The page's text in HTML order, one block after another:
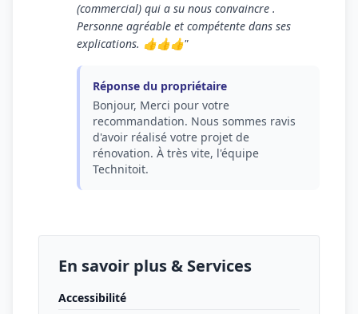
(commercial) qui a su nous convaincre .
Personne agréable et compétente dans ses
explications. 👍👍👍"
Réponse du propriétaire
Bonjour, Merci pour votre
recommandation. Nous sommes ravis
d'avoir réalisé votre projet de
rénovation. À très vite, l'équipe
Technitoit.
En savoir plus & Services
Accessibilité